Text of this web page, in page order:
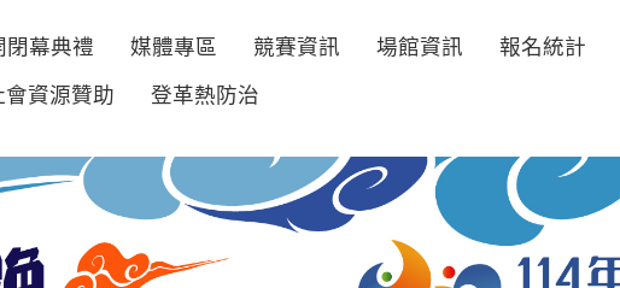
閉幕典禮 媒體專區 競賽資訊 場館資訊 報名統計
會資源贊助
登革熱防治